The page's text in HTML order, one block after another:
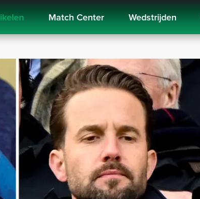
Match Center Wedstrijden